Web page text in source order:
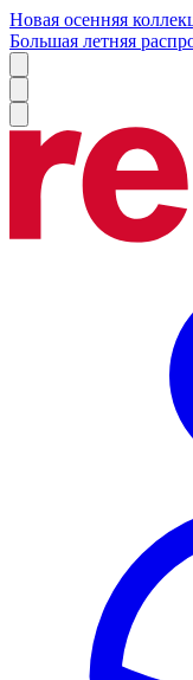
Новая осенняя
Большая летняя